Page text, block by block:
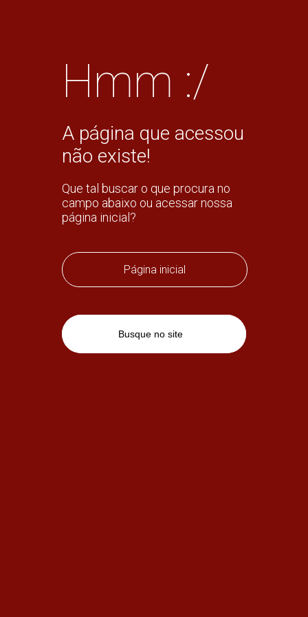
Hmm :/
A página que acessou
não existe!
Que tal buscar o que procura no
campo abaixo ou acessar nossa
página inicial?
Página inicial